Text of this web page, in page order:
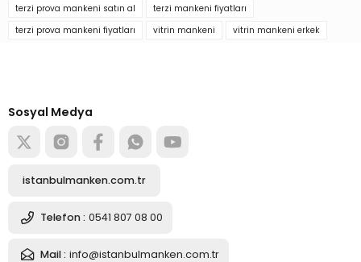
8.873,67 TL
8.873,67 TL
terzi prova mankeni satın al
terzi mankeni fiyatları
terzi prova mankeni fiyatları
vitrin mankeni vitrin mankeni erkek
Sosyal Medya
istanbulmanken.com.tr
Telefon : 0541 807 08 00
Mail : info@istanbulmanken.com.tr